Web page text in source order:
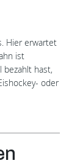
Hier erwartet
ist
bezahlt hast,
oder